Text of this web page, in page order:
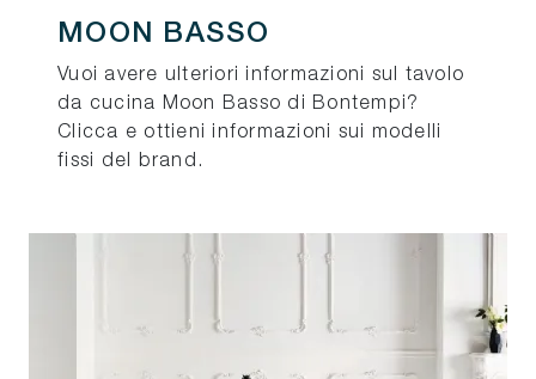
MOON BASSO
Vuoi avere ulteriori informazioni sul tavolo
da cucina Moon Basso di Bontempi?
Clicca e ottieni informazioni sui modelli
fissi del brand.